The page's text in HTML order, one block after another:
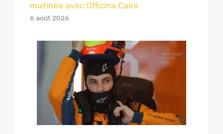
matinée avec Officina Caira
6 août 2026